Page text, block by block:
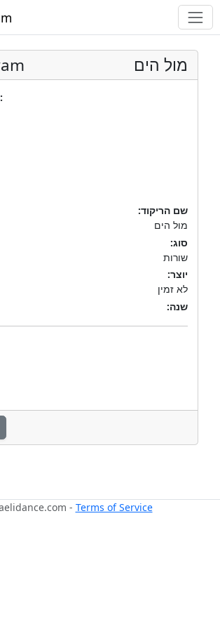
מול הים
שם הריקוד:
מול הים
סוג:
שורות
יוצר:
לא זמין
שנה:
- Terms of Service